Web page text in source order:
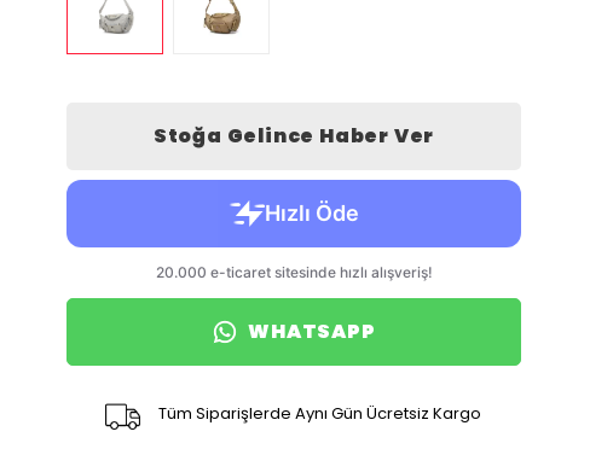
Stoğa Gelince Haber Ver
WHATSAPP
Tüm Siparişlerde Aynı Gün Ücretsiz Kargo